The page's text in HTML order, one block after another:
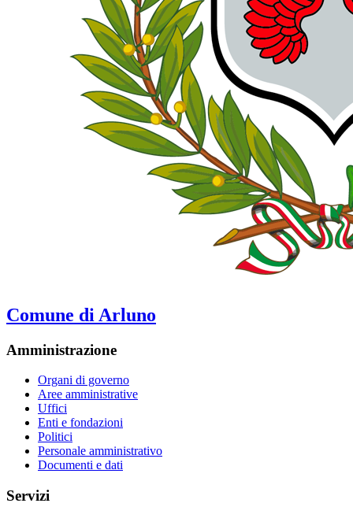
Comune di Arluno
Amministrazione
Organi di governo
Aree amministrative
Uffici
Enti e fondazioni
Politici
Personale amministrativo
Documenti e dati
Servizi